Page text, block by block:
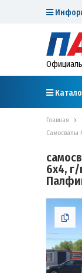
Главная
Самосвалы
6х4,